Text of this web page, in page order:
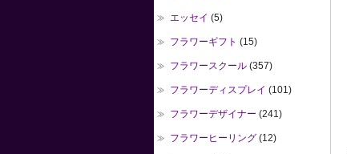
エッセイ (5)
フラワーギフト (15)
フラワースクール (357)
フラワーディスプレイ (101)
フラワーデザイナー (241)
フラワーヒーリング (12)